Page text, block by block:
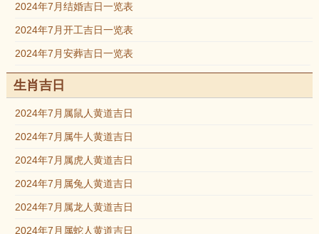
2024年7月结婚吉日一览表
2024年7月开工吉日一览表
2024年7月安葬吉日一览表
生肖吉日
2024年7月属鼠人黄道吉日
2024年7月属牛人黄道吉日
2024年7月属虎人黄道吉日
2024年7月属兔人黄道吉日
2024年7月属龙人黄道吉日
2024年7月属蛇人黄道吉日